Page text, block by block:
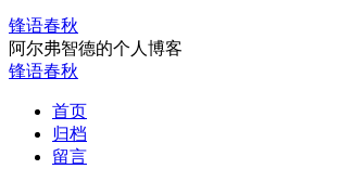
锋语春秋
阿尔弗智德的个人博客
锋语春秋
首页
归档
留言